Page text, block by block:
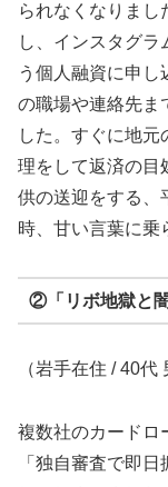
られなくなりまし
し、インスタグ
う個人融資に申
の職場や連絡先ま
した。すぐに地
理をして返済の目
供の送迎をする、
時、甘い言葉に乗
②「リボ地獄と
（岩手在住 / 40代
複数社のカードロ
「独自審査で即